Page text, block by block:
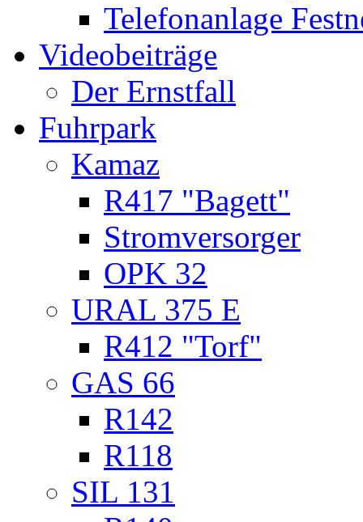
Telefonanlage
Videobeiträge
Der Ernstfall
Fuhrpark
Kamaz
R417 "Bagett"
Stromversorger
OPK 32
URAL 375 E
R412 "Torf"
GAS 66
R142
R118
SIL 131